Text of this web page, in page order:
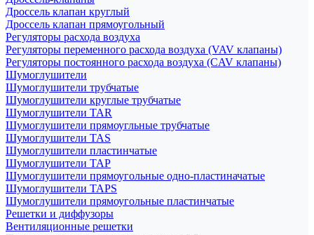
Дроссель клапан круглый
Дроссель клапан прямоугольный
Регуляторы расхода воздуха
Регуляторы переменного расхода воздуха (VAV клапаны)
Регуляторы постоянного расхода воздуха (CAV клапаны)
Шумоглушители
Шумоглушители трубчатые
Шумоглушители круглые трубчатые
Шумоглушители TAR
Шумоглушители прямоугльные трубчатые
Шумоглушители TAS
Шумоглушители пластинчатые
Шумоглушители TAP
Шумоглушители прямоугольные одно-пластиначатые
Шумоглушители TAPS
Шумоглушители прямоугольные пластинчатые
Решетки и диффузоры
Вентиляционные решетки